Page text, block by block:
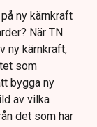
ny kärnkraft
När TN
ny kärnkraft,
som
bygga ny
av vilka
det som har